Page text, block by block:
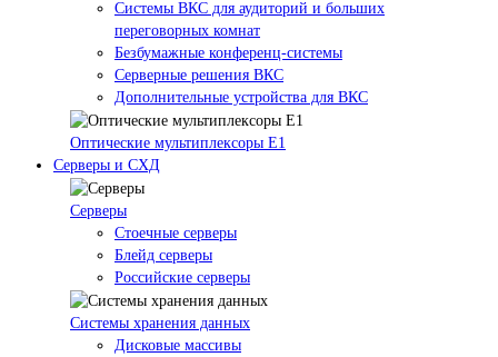
Системы ВКС для аудиторий и больших
переговорных комнат
Безбумажные конференц-системы
Серверные решения ВКС
Дополнительные устройства для ВКС
Оптические мультиплексоры Е1
Серверы и СХД
Серверы
Стоечные серверы
Блейд серверы
Российские серверы
Системы хранения данных
Дисковые массивы